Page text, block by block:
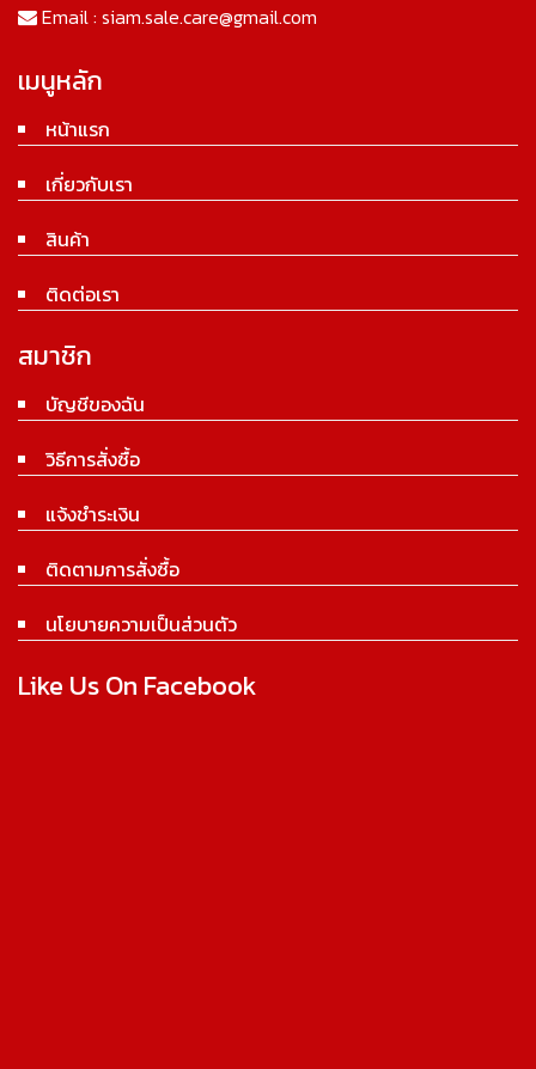
Email : siam.sale.care@gmail.com
เมนูหลัก
หน้าแรก
เกี่ยวกับเรา
สินค้า
ติดต่อเรา
สมาชิก
บัญชีของฉัน
วิธีการสั่งซื้อ
แจ้งชำระเงิน
ติดตามการสั่งซื้อ
นโยบายความเป็นส่วนตัว
Like Us On Facebook